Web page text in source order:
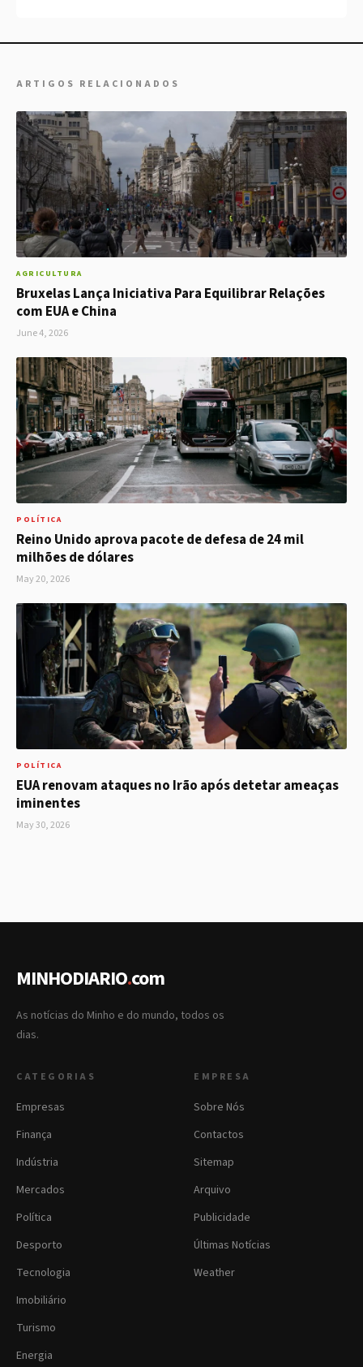
ARTIGOS RELACIONADOS
AGRICULTURA
Bruxelas Lança Iniciativa Para Equilibrar Relações
com EUA e China
June 4, 2026
POLÍTICA
Reino Unido aprova pacote de defesa de 24 mil
milhões de dólares
May 20, 2026
POLÍTICA
EUA renovam ataques no Irão após detetar ameaças
iminentes
May 30, 2026
MINHODIARIO.com
As notícias do Minho e do mundo, todos os
dias.
CATEGORIAS
Empresas
Finança
Indústria
Mercados
Política
Desporto
Tecnologia
Imobiliário
Turismo
Energia
EMPRESA
Sobre Nós
Contactos
Sitemap
Arquivo
Publicidade
Últimas Notícias
Weather